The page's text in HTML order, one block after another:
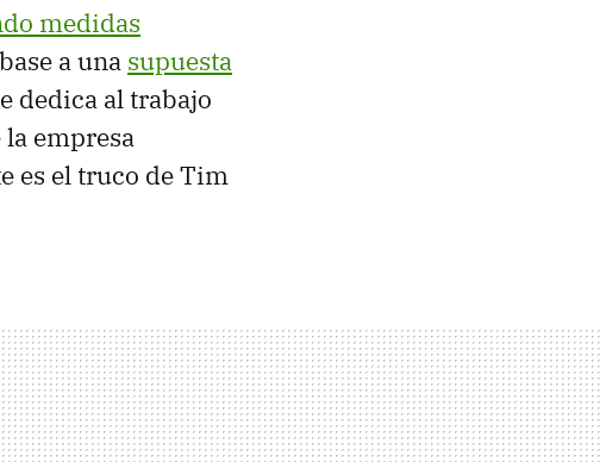
medidas
a una supuesta
dedica al trabajo
empresa
es el truco de Tim